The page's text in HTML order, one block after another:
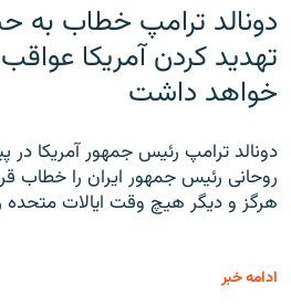
دونالد ترامپ خطاب به
تهدید کردن آمریکا
خواهد داشت
دونالد ترامپ رئیس جمهور آمریکا در
روحانی رئیس جمهور ایران را خطاب
هرگز و دیگر هیچ وقت ایالات متحده
ادامه خبر